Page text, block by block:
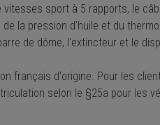
sport à 5 rapports, le
la pression d'huile et du
de dôme, l'extincteur et le
français d'origine. Pour les
selon le §25a pour les